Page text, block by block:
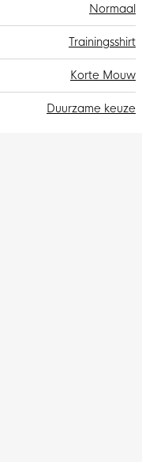
Normaal
Trainingsshirt
Korte Mouw
Duurzame keuze